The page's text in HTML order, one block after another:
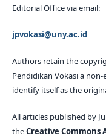
Editorial Office via email:
jpvokasi@uny.ac.id
Authors retain the
Pendidikan Vokasi a
identify itself as the
All articles published by
theCreative Commons